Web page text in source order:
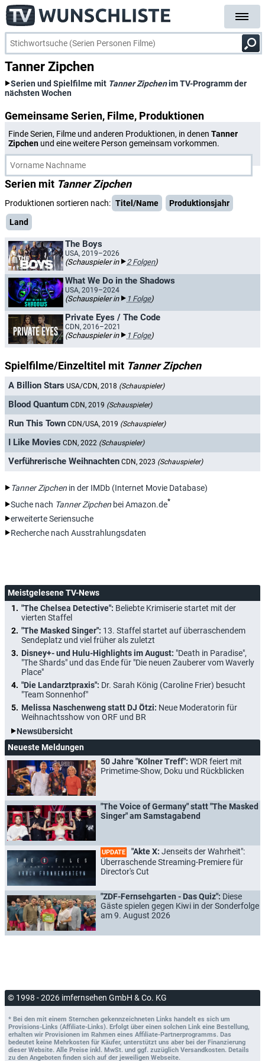
Tanner Zipchen
Serien und Spielfilme mit Tanner Zipchenim TV-Programm der
nächsten Wochen
Gemeinsame Serien, Filme, Produktionen
Finde Serien, Filme und anderen Produktionen, in denen Tanner
Zipchen und eine weitere Person gemeinsam vorkommen.
Serien mit Tanner Zipchen
Produktionen sortieren nach: Titel/Name
Produktionsjahr
Land
The Boys
USA, 2019–2026
(Schauspieler in 2 Folgen)
What We Do in the Shadows
USA, 2019–2024
(Schauspieler in 1 Folge)
Private Eyes / The Code
CDN, 2016–2021
(Schauspieler in 1 Folge)
Spielfilme/Einzeltitel mit Tanner Zipchen
A Billion Stars USA/CDN, 2018 (Schauspieler)
Blood Quantum CDN, 2019 (Schauspieler)
Run This Town CDN/USA, 2019 (Schauspieler)
I Like Movies CDN, 2022 (Schauspieler)
Verführerische Weihnachten CDN, 2023 (Schauspieler)
Tanner Zipchen in der IMDb (Internet Movie Database)
Suche nach Tanner Zipchen bei Amazon.de*
erweiterte Seriensuche
Recherche nach Ausstrahlungsdaten
Meistgelesene TV-News
"The Chelsea Detective": Beliebte Krimiserie startet mit der
vierten Staffel
"The Masked Singer": 13. Staffel startet auf überraschendem
Sendeplatz und viel früher als zuletzt
Disney+- und Hulu-Highlights im August: "Death in Paradise",
"The Shards" und das Ende für "Die neuen Zauberer vom Waverly
Place"
"Die Landarztpraxis": Dr. Sarah König (Caroline Frier) besucht
"Team Sonnenhof"
Melissa Naschenweng statt DJ Ötzi: Neue Moderatorin für
Weihnachtsshow von ORF und BR
Newsübersicht
Neueste Meldungen
50 Jahre "Kölner Treff": WDR feiert mit
Primetime-Show, Doku und Rückblicken
"The Voice of Germany" statt "The Masked
Singer" am Samstagabend
UPDATE "Akte X: Jenseits der Wahrheit":
Überraschende Streaming-Premiere für
Director's Cut
"ZDF-Fernsehgarten - Das Quiz": Diese
Gäste spielen gegen Kiwi in der Sonderfolge
am 9. August 2026
© 1998 - 2026 imfernsehen GmbH & Co. KG
* Bei den mit einem Sternchen gekennzeichneten Links handelt es sich um
Provisions-Links (Affiliate-Links). Erfolgt über einen solchen Link eine Bestellung,
erhalten wir Provisionen im Rahmen eines Affiliate-Partnerprogramms. Das
bedeutet keine Mehrkosten für Käufer, unterstützt uns aber bei der Finanzierung
dieser Website. Alle Preise inkl. MwSt. und ggf. zuzüglich Versandkosten. Details
zu den Angeboten finden sich auf der jeweiligen Webseite.